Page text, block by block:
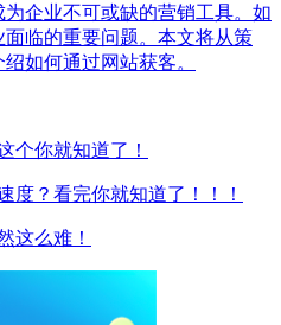
企业不可或缺的营销工具。如
临的重要问题。本文将从策
如何通过网站获客。
个你就知道了！
度？看完你就知道了！！！
这么难！